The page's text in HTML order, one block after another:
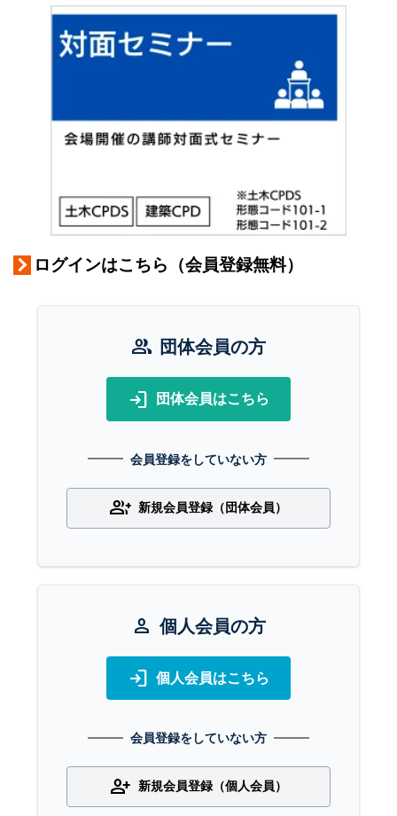
ログインはこちら（会員登録無料）
group 団体会員の方
login 団体会員はこちら
会員登録をしていない方
group_add 新規会員登録（団体会員）
person 個人会員の方
login 個人会員はこちら
会員登録をしていない方
person_add 新規会員登録（個人会員）